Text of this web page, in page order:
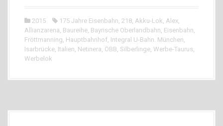
2015 175 Jahre Eisenbahn, 218, Akku-Lok, Alex,
Allianzarena, Baureihe, Bayrische Oberlandbahn, Eisenbahn,
Fröttmanning, Hauptbahnhof, Integral U-Bahn. München,
Isarbrücke, Italien, Netinera, ÖBB, Silberlinge, Werbe-Taurus,
Werbelok